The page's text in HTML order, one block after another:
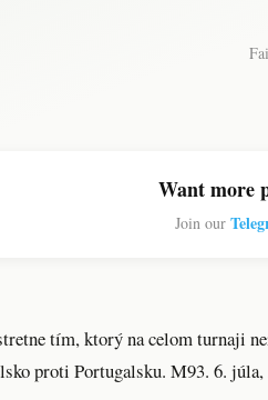
Want more
Join our
tím, ktorý na celom turnaji
proti Portugalsku. M93. 6.